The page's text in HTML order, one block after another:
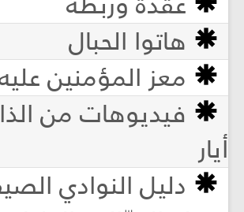
هاتوا الحبال
معز المؤمنين
أيار
دليل النوادي